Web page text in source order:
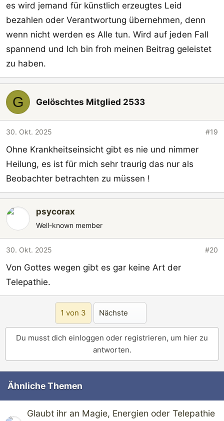
Telepathie zeigt für mich dieses Spannungsfeld auf,
einerseits selbst beeinflusst zu werden, aber
gleichzeitig eine Außenwirkung zu haben, die über
das technologische oder teils auch kontrollierende
hinausgehen kann.
In der Physik gibt es ja Aktion = Reaktion.
Medikamente dämpfen das ab, dass Betroffene
weniger stark überreagieren und dabei sich die
Situation weniger hochschaukelt. Dämpfung
bedeutet in dem Sinne jemand aus dem Rennen zu
ausgenutzt wird und durch die Dämpfung auch jene
das Provozieren das Interesse verlieren können.
Meiner Meinung hängt das zusammen und wir
Kranke werden meiner Meinung häufig missbraucht
für die Machtinteressen andere.
Wenn man im Klaren ist auch psychisch missbraucht
auch Telepathie, dann kann man sich auch besser
schützten. So scheint es mir, als ob man sich mit den
Antipsychotika vor allem Erkrankten entledigen
möchte, also keine echte Heilung anstrebt. Wie du es
trotz Fluanxol so vermeidlich gut überstanden hast,
bleibt mir ein Rätsel.
es wird jemand für künstlich erzeugtes Leid
bezahlen oder Verantwortung übernehmen, denn
wenn nicht werden es Alle tun. Wird auf jeden Fall
spannend und Ich bin froh meinen Beitrag geleistet
zu haben.
G Gelöschtes Mitglied 2533
30. Okt. 2025 #19
Ohne Krankheitseinsicht gibt es nie und nimmer
Heilung, es ist für mich sehr traurig das nur als
Beobachter betrachten zu müssen !
psycorax
Well-known member
30. Okt. 2025 #20
Von Gottes wegen gibt es gar keine Art der
Telepathie.
1 von 3 Nächste
Du musst dich einloggen oder registrieren, um hier zu
antworten.
Ähnliche Themen
Glaubt ihr an Magie, Energien oder Telepathie